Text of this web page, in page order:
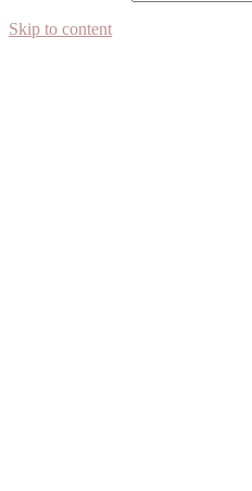
Skip to content